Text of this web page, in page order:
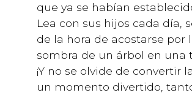
que ya se habían
Lea con sus hijos cada día,
de la hora de acostarse por
sombra de un árbol en una
¡Y no se olvide de convertir
un momento divertido,